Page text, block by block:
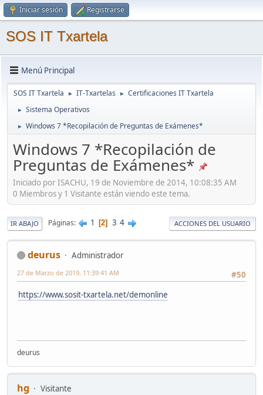
Iniciar sesión Registrarse
SOS IT Txartela
Menú Principal
SOS IT Txartela ► IT-Txartelas ► Certificaciones IT Txartela
► Sistema Operativos
► Windows 7 *Recopilación de Preguntas de Exámenes*
Windows 7 *Recopilación de
Preguntas de Exámenes*
Iniciado por ISACHU, 19 de Noviembre de 2014, 10:08:35 AM
0 Miembros y 1 Visitante están viendo este tema.
IR ABAJO Páginas 1 2 3 4 ACCIONES DEL USUARIO
deurus
Administrador
#50
27 de Marzo de 2019, 11:39:41 AM
https://www.sosit-txartela.net/demonline
deurus
hg
Visitante